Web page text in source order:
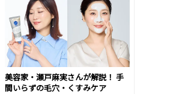
美容家・瀬戸麻実さんが解説！ 手
間いらずの毛穴・くすみケア